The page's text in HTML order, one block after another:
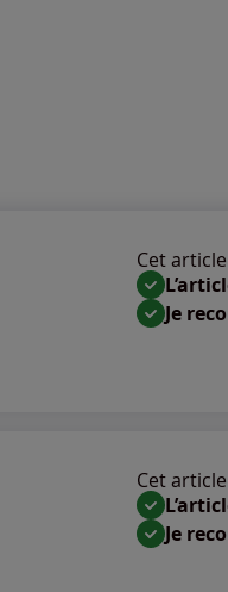
Cet
Je
Cet
Je